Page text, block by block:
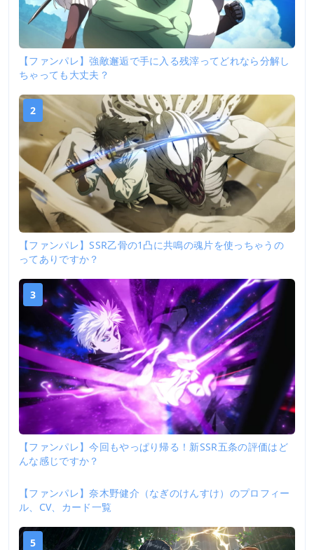
【ファンパレ】強敵邂逅で手に入る残滓ってどれなら分解し
ちゃっても大丈夫？
2
【ファンパレ】SSR乙骨の1凸に共鳴の魂片を使っちゃうの
ってありですか？
3
【ファンパレ】今回もやっぱり帰る！新SSR五条の評価はど
んな感じですか？
4
【ファンパレ】奈木野健介（なぎのけんすけ）のプロフィー
ル、CV、カード一覧
5